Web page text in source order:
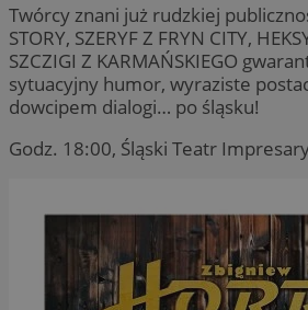
Twórcy znani już rudzkiej
STORY, SZERYF Z FRYN CITY,
SZCZIGI Z KARMAŃSKIEGO
sytuacyjny humor, wyraziste
dowcipem dialogi… po śląsku!
Godz. 18:00, Śląski Teatr